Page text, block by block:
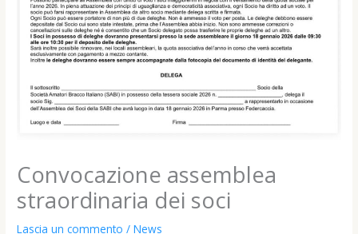
Convocazione assemblea
straordinaria dei soci
Lascia un commento /News